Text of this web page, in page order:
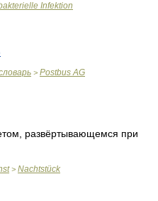
Infektion
> Postbus AG
развёртывающемся при
> Nachtstück